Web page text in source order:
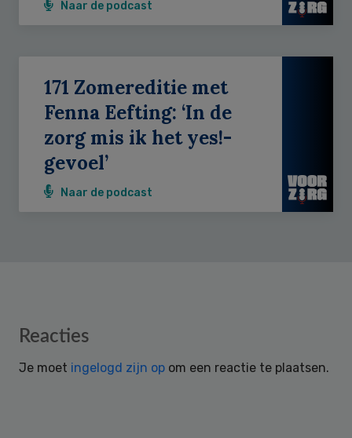
Naar de podcast
171 Zomereditie met
Fenna Eefting: ‘In de
zorg mis ik het yes!-
gevoel’
Naar de podcast
Reader
Reacties
Je moet ingelogd zijn op om een reactie te plaatsen.